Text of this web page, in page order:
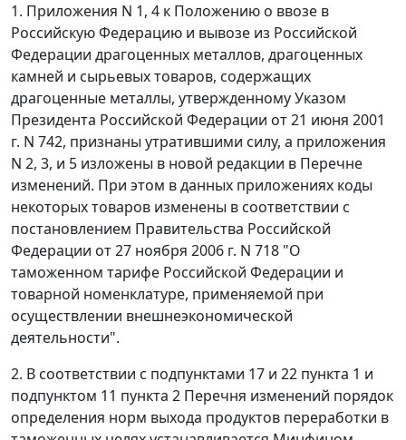
1. Приложения N 1, 4 к Положению о ввозе в
Российскую Федерацию и вывозе из Российской
Федерации драгоценных металлов, драгоценных
камней и сырьевых товаров, содержащих
драгоценные металлы, утвержденному Указом
Президента Российской Федерации от 21 июня 2001
г. N 742, признаны утратившими силу, а приложения
N 2, 3, и 5 изложены в новой редакции в Перечне
изменений. При этом в данных приложениях коды
некоторых товаров изменены в соответствии с
постановлением Правительства Российской
Федерации от 27 ноября 2006 г. N 718 "О
таможенном тарифе Российской Федерации и
товарной номенклатуре, применяемой при
осуществлении внешнеэкономической
деятельности".
2. В соответствии с подпунктами 17 и 22 пункта 1 и
подпунктом 11 пункта 2 Перечня изменений порядок
определения норм выхода продуктов переработки в